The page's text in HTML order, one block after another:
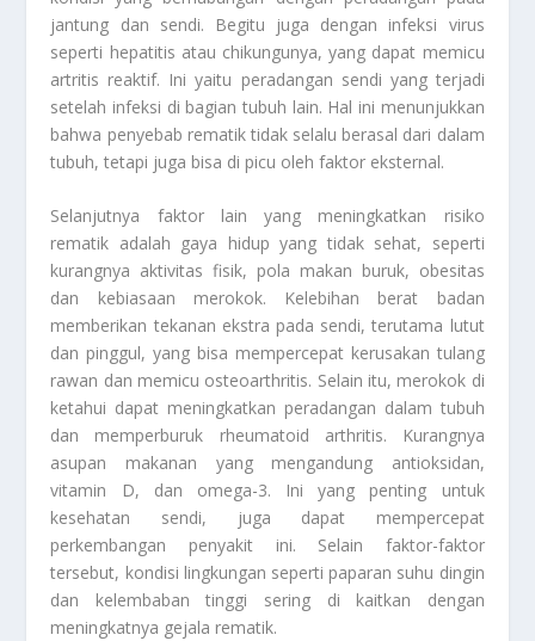
jantung dan sendi. Begitu juga dengan infeksi virus
seperti hepatitis atau chikungunya, yang dapat memicu
artritis reaktif. Ini yaitu peradangan sendi yang terjadi
setelah infeksi di bagian tubuh lain. Hal ini menunjukkan
bahwa penyebab rematik tidak selalu berasal dari dalam
tubuh, tetapi juga bisa di picu oleh faktor eksternal.
Selanjutnya faktor lain yang meningkatkan risiko
rematik adalah gaya hidup yang tidak sehat, seperti
kurangnya aktivitas fisik, pola makan buruk, obesitas
dan kebiasaan merokok. Kelebihan berat badan
memberikan tekanan ekstra pada sendi, terutama lutut
dan pinggul, yang bisa mempercepat kerusakan tulang
rawan dan memicu osteoarthritis. Selain itu, merokok di
ketahui dapat meningkatkan peradangan dalam tubuh
dan memperburuk rheumatoid arthritis. Kurangnya
asupan makanan yang mengandung antioksidan,
vitamin D, dan omega-3. Ini yang penting untuk
kesehatan sendi, juga dapat mempercepat
perkembangan penyakit ini. Selain faktor-faktor
tersebut, kondisi lingkungan seperti paparan suhu dingin
dan kelembaban tinggi sering di kaitkan dengan
meningkatnya gejala rematik.